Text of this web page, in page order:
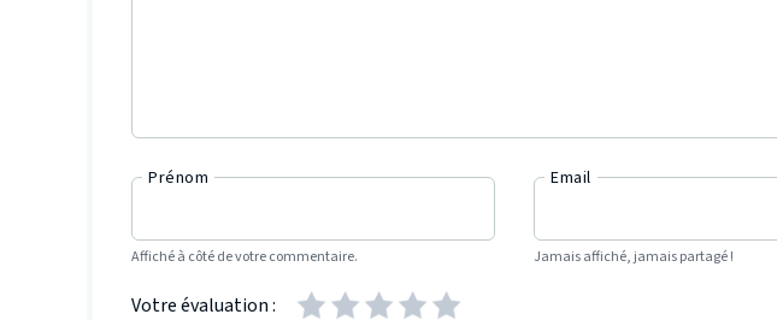
Prénom
Affiché à côté de votre commentaire.
Email
Jamais affiché, jamais partagé !
Votre évaluation :